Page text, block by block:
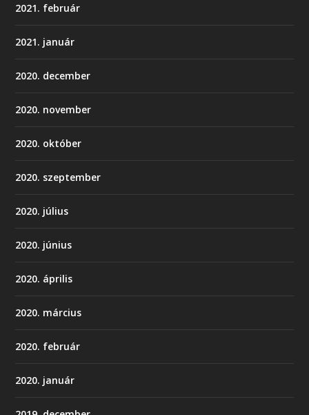
2021. február
2021. január
2020. december
2020. november
2020. október
2020. szeptember
2020. július
2020. június
2020. április
2020. március
2020. február
2020. január